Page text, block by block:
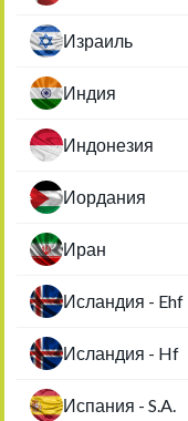
Израиль
Индия
Индонезия
Иордания
Иран
Исландия - Ehf
Исландия - Hf
Испания - S.A.